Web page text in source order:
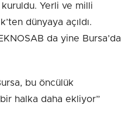
Yerli ve milli
dünyaya açıldı.
da yine Bursa’da
bu öncülük
halka daha ekliyor”